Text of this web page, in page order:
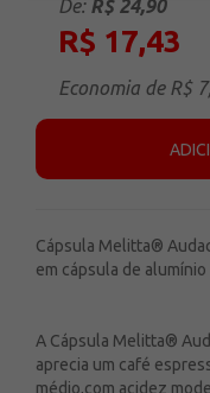
De: R$ 24,90
R$ 17,43
Economia de R$
Cápsula Melitta®
em cápsula de alumínio
A Cápsula Melitta®
aprecia um café
médio,com acidez